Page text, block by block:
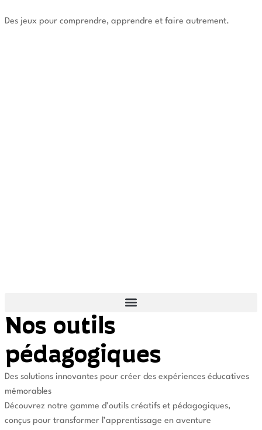
Des jeux pour comprendre, apprendre et faire autrement.
Nos outils
pédagogiques
Des solutions innovantes pour créer des expériences éducatives
mémorables
Découvrez notre gamme d’outils créatifs et pédagogiques,
conçus pour transformer l’apprentissage en aventure